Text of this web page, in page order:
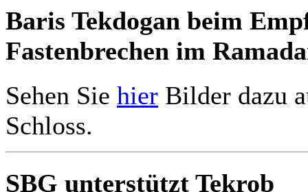
Baris Tekdogan beim
Fastenbrechen im
Sehen Sie hier Bilder dazu
Schloss.
SBG unterstützt Tekrob